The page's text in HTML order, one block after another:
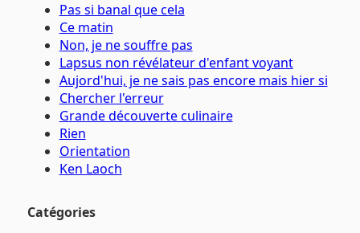
Pas si banal que cela
Ce matin
Non, je ne souffre pas
Lapsus non révélateur d'enfant voyant
Aujord'hui, je ne sais pas encore mais hier si
Chercher l'erreur
Grande découverte culinaire
Rien
Orientation
Ken Laoch
Catégories